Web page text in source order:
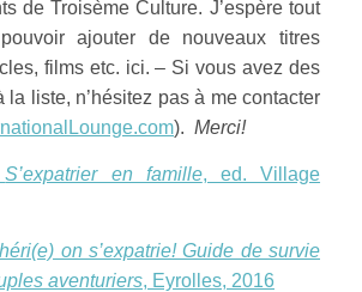
de Troisème Culture. J’espère tout
ajouter de nouveaux titres
films etc. ici. – Si vous avez des
la liste, n’hésitez pas à me contacter
). Merci!
S’expatrier en famille, ed. Village
on s’expatrie! Guide de survie
aventuriers, Eyrolles, 2016